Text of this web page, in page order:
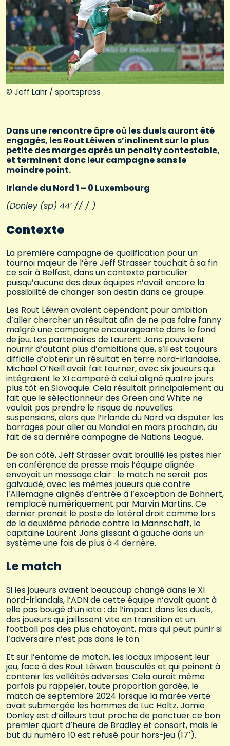
© Jeff Lahr / sportspress
Dans une rencontre âpre où les duels auront été
engagés, les Rout Léiwen s’inclinent sur la plus
petite des marges après un penalty contestable,
et terminent donc leur campagne sans le
moindre point.
Irlande du Nord 1 – 0 Luxembourg
(Donley (sp) 44’ // / )
Contexte
La première campagne de qualification pour un
tournoi majeur de l’ère Jeff Strasser touchait à sa fin
ce soir à Belfast, dans un contexte particulier
puisqu’aucune des deux équipes n’avait encore la
possibilité de changer son destin dans ce groupe.
Les Rout Léiwen avaient cependant pour ambition
d’aller chercher un résultat afin de ne pas faire fanny
malgré une campagne encourageante dans le fond
de jeu. Les partenaires de Laurent Jans pouvaient
nourrir d’autant plus d’ambitions que, s’il est toujours
difficile d’obtenir un résultat en terre nord-irlandaise,
Michael O’Neill avait fait tourner, avec six joueurs qui
intégraient le XI comparé à celui aligné quatre jours
plus tôt en Slovaquie. Cela résultait principalement du
fait que le sélectionneur des Green and White ne
voulait pas prendre le risque de nouvelles
suspensions, alors que l’Irlande du Nord va disputer les
barrages pour aller au Mondial en mars prochain, du
fait de sa dernière campagne de Nations League.
De son côté, Jeff Strasser avait brouillé les pistes hier
en conférence de presse mais l’équipe alignée
envoyait un message clair : le match ne serait pas
galvaudé, avec les mêmes joueurs que contre
l’Allemagne alignés d’entrée à l’exception de Bohnert,
remplacé numériquement par Marvin Martins. Ce
dernier prenait le poste de latéral droit comme lors
de la deuxième période contre la Mannschaft, le
capitaine Laurent Jans glissant à gauche dans un
système une fois de plus à 4 derrière.
Le match
Si les joueurs avaient beaucoup changé dans le XI
nord-irlandais, l’ADN de cette équipe n’avait quant à
elle pas bougé d’un iota : de l’impact dans les duels,
des joueurs qui jaillissent vite en transition et un
football pas des plus chatoyant, mais qui peut punir si
l’adversaire n’est pas dans le ton.
Et sur l’entame de match, les locaux imposent leur
jeu, face à des Rout Léiwen bousculés et qui peinent à
contenir les velléités adverses. Cela aurait même
parfois pu rappeler, toute proportion gardée, le
match de septembre 2024 lorsque la marée verte
avait submergée les hommes de Luc Holtz. Jamie
Donley est d’ailleurs tout proche de ponctuer ce bon
premier quart d’heure de Bradley et consort, mais le
but du numéro 10 est refusé pour hors-jeu (17’).